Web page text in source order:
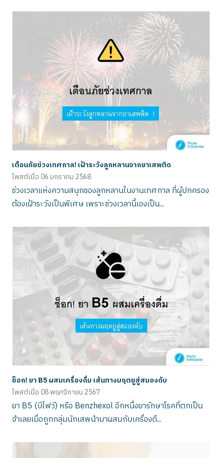
เตือนภัยช่วงเทศกาล! เฝ้าระวังลูกหลานจากยาเสพติด
โพสต์เมื่อ06 มกราคม 2568
ช่วงเวลาแห่งความสนุกของลูกหลานในงานเทศกาล ที่ผู้ปกครอง
ต้องเฝ้าระวังเป็นพิเศษ เพราะช่วงเวลานี้เองเป็น...
ช็อก! ยา B5 ผสมเครื่องดื่ม เส้นทางมฤตยูสู่สมองดับ
โพสต์เมื่อ08 พฤศจิกายน 2567
ยา B5 (บีไฟว์) หรือ Benzhexol อีกหนึ่งยารักษาโรคที่ตกเป็น
จำเลยเมื่อถูกกลุ่มนักเสพนำมาผสมกับเครื่องดื...